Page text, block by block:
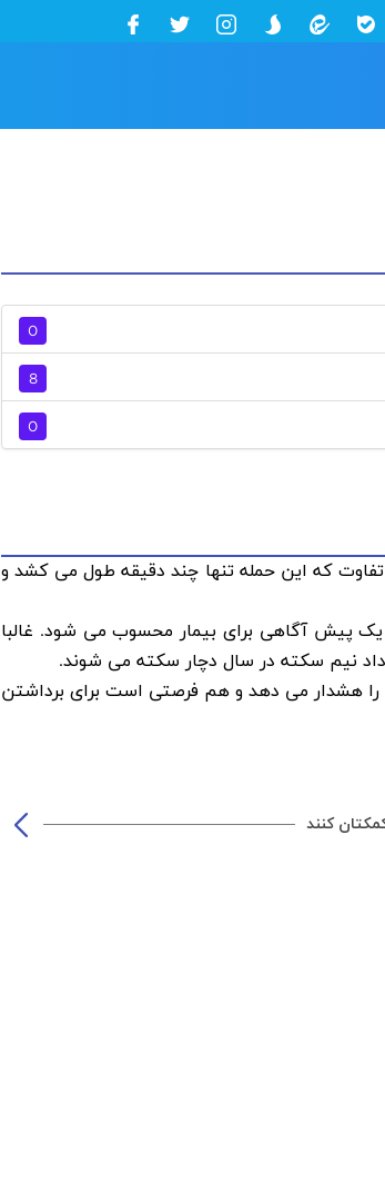
0
8
0
که این حمله تنها چند دقیقه طول می کشد و
پیش آگاهی برای بیمار محسوب می شود. غالبا
داد نیم سکته در سال دچار سکته می شوند.
هشدار می دهد و هم فرصتی است برای برداشتن
کنند